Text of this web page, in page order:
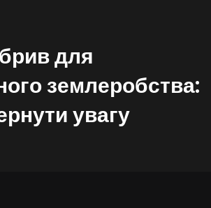
для
землеробства:
увагу